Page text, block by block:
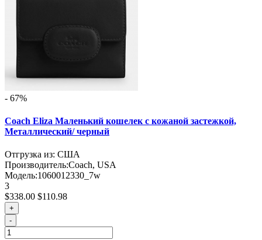
- 67%
Coach Eliza Маленький кошелек с кожаной застежкой,
Металлический/ черный
Отгрузка из: США
Производитель:Coach, USA
Модель:1060012330_7w
3
$338.00 $110.98
+
-